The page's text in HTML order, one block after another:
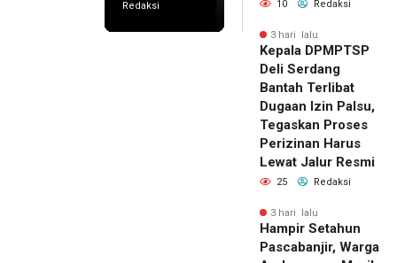
Redaksi
10 Redaksi
3 hari lalu
Kepala DPMPTSP
Deli Serdang
Bantah Terlibat
Dugaan Izin Palsu,
Tegaskan Proses
Perizinan Harus
Lewat Jalur Resmi
25 Redaksi
3 hari lalu
Hampir Setahun
Pascabanjir, Warga